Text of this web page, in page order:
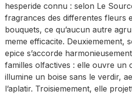
hesperide connu : selon Le
fragrances des differentes fleurs
bouquets, ce qu’aucun autre
meme efficacite. Deuxiemement,
epice s’accorde
familles olfactives : elle ouvre un
illumine un boise sans le verdir,
l’aplatir. Troisiemement, elle